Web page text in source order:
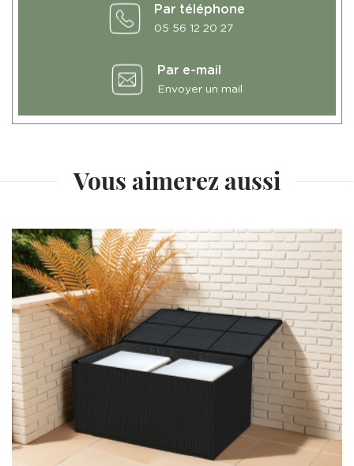
Par téléphone
05 56 12 20 27
Par e-mail
Envoyer un mail
Vous aimerez aussi